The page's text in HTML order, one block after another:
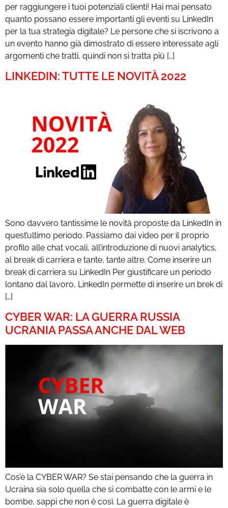
per raggiungere i tuoi potenziali clienti! Hai mai pensato
quanto possano essere importanti gli eventi su LinkedIn
per la tua strategia digitale? Le persone che si iscrivono a
un evento hanno già dimostrato di essere interessate agli
argomenti che tratti, quindi non si tratta più […]
LINKEDIN: TUTTE LE NOVITÀ 2022
Sono davvero tantissime le novità proposte da LinkedIn in
quest’ultimo periodo. Passiamo dai video per il proprio
profilo alle chat vocali, all’introduzione di nuovi analytics,
al break di carriera e tante, tante altre. Come inserire un
break di carriera su LinkedIn Per giustificare un periodo
lontano dal lavoro, LinkedIn permette di inserire un brek di
[…]
CYBER WAR: LA GUERRA RUSSIA
UCRANIA PASSA ANCHE DAL WEB
Cos’è la CYBER WAR? Se stai pensando che la guerra in
Ucraina sia solo quella che si combatte con le armi e le
bombe, sappi che non è così. La guerra digitale è